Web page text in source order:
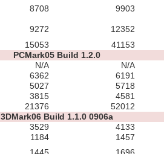
8708
9903
9272
12352
15053
41153
PCMark05 Build 1.2.0
N/A
N/A
6362
6191
5027
5718
3815
4581
21376
52012
3DMark06 Build 1.1.0 0906a
3529
4133
1184
1457